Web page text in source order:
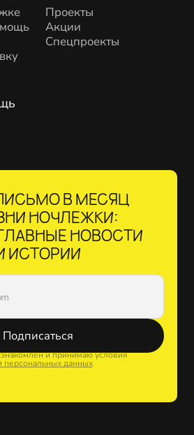
Проекты
Акции
Спецпроекты
В МЕСЯЦ
НОЧЛЕЖКИ:
НОВОСТИ
ИСТОРИИ
Подписаться
и принимаю условия
персональных данных